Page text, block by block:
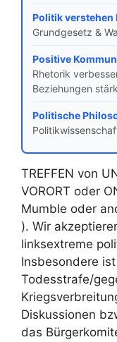
Politik verstehen
Grundgesetz &
Positive
Rhetorik
Beziehungen
Politische
TREFFEN von
VORORT oder
Mumble oder
). Wir
linksextreme
Insbesondere
Todesstrafe/
Diskussionen
das